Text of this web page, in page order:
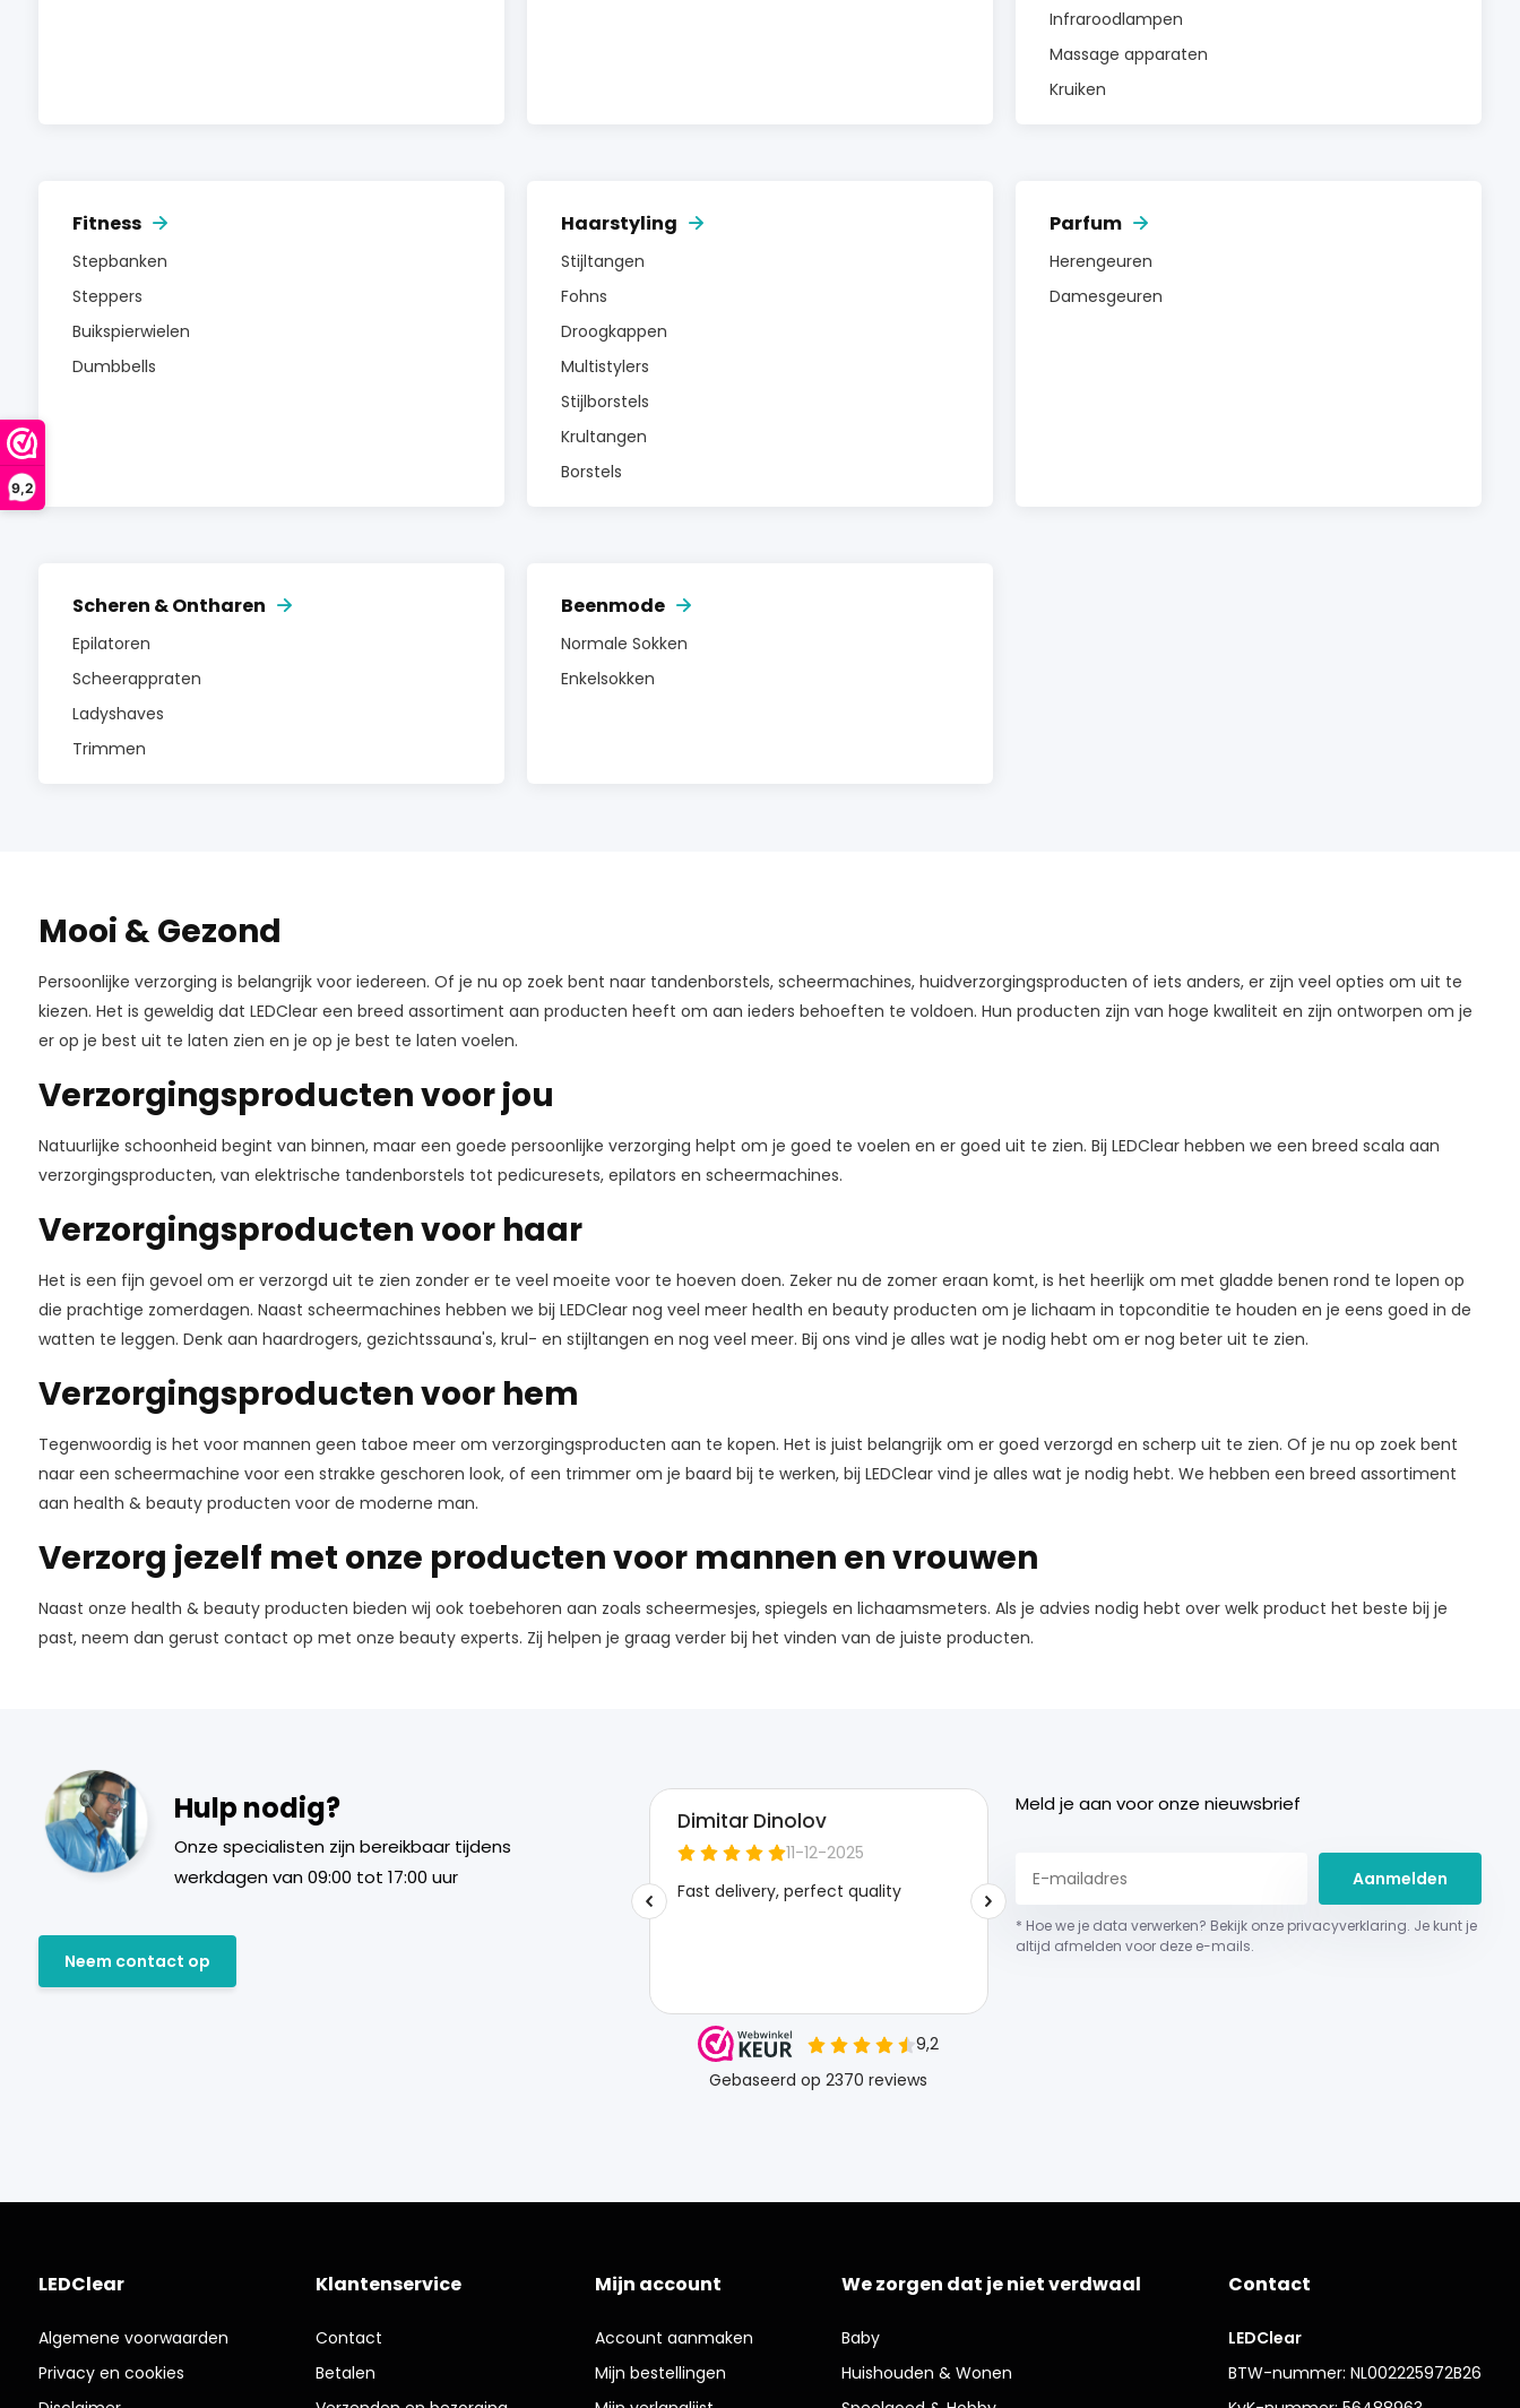
9,2
Infraroodlampen
Massage apparaten
Kruiken
Fitness
Stepbanken
Steppers
Buikspierwielen
Dumbbells
Haarstyling
Stijltangen
Fohns
Droogkappen
Multistylers
Stijlborstels
Krultangen
Borstels
Parfum
Herengeuren
Damesgeuren
Scheren & Ontharen
Epilatoren
Scheerappraten
Ladyshaves
Trimmen
Beenmode
Normale Sokken
Enkelsokken
Mooi & Gezond
Persoonlijke verzorging is belangrijk voor iedereen. Of je nu op zoek bent naar tandenborstels, scheermachines, huidverzorgingsproducten of iets anders, er zijn veel opties om uit te
kiezen. Het is geweldig dat LEDClear een breed assortiment aan producten heeft om aan ieders behoeften te voldoen. Hun producten zijn van hoge kwaliteit en zijn ontworpen om je
er op je best uit te laten zien en je op je best te laten voelen.
Verzorgingsproducten voor jou
Natuurlijke schoonheid begint van binnen, maar een goede persoonlijke verzorging helpt om je goed te voelen en er goed uit te zien. Bij LEDClear hebben we een breed scala aan
verzorgingsproducten, van elektrische tandenborstels tot pedicuresets, epilators en scheermachines.
Verzorgingsproducten voor haar
Het is een fijn gevoel om er verzorgd uit te zien zonder er te veel moeite voor te hoeven doen. Zeker nu de zomer eraan komt, is het heerlijk om met gladde benen rond te lopen op
die prachtige zomerdagen. Naast scheermachines hebben we bij LEDClear nog veel meer health en beauty producten om je lichaam in topconditie te houden en je eens goed in de
watten te leggen. Denk aan haardrogers, gezichtssauna's, krul- en stijltangen en nog veel meer. Bij ons vind je alles wat je nodig hebt om er nog beter uit te zien.
Verzorgingsproducten voor hem
Tegenwoordig is het voor mannen geen taboe meer om verzorgingsproducten aan te kopen. Het is juist belangrijk om er goed verzorgd en scherp uit te zien. Of je nu op zoek bent
naar een scheermachine voor een strakke geschoren look, of een trimmer om je baard bij te werken, bij LEDClear vind je alles wat je nodig hebt. We hebben een breed assortiment
aan health & beauty producten voor de moderne man.
Verzorg jezelf met onze producten voor mannen en vrouwen
Naast onze health & beauty producten bieden wij ook toebehoren aan zoals scheermesjes, spiegels en lichaamsmeters. Als je advies nodig hebt over welk product het beste bij je
past, neem dan gerust contact op met onze beauty experts. Zij helpen je graag verder bij het vinden van de juiste producten.
Hulp nodig?
Onze specialisten zijn bereikbaar tijdens
werkdagen van 09:00 tot 17:00 uur
Neem contact op
Meld je aan voor onze nieuwsbrief
Aanmelden
* Hoe we je data verwerken? Bekijk onze privacyverklaring. Je kunt je
altijd afmelden voor deze e-mails.
LEDClear
Algemene voorwaarden
Privacy en cookies
Klantenservice
Contact
Betalen
Mijn account
Account aanmaken
Mijn bestellingen
We zorgen dat je niet verdwaal
Baby
Huishouden & Wonen
Contact
LEDClear
BTW-nummer: NL002225972B26